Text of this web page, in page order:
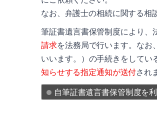
なお、弁護士の相続に関する相
筆証書遺言書保管制度により、
請求を法務局で行います。なお
いいます。）の手続きをして
知らせする指定通知が送付され
自筆証書遺言書保管制度を